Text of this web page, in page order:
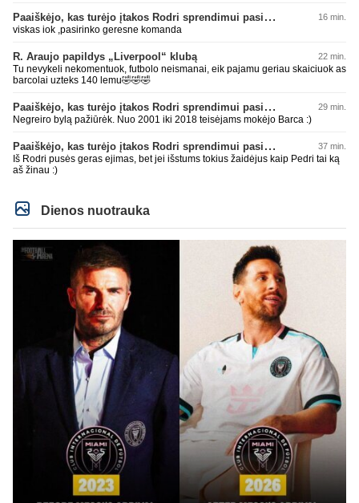
Paaiškėjo, kas turėjo įtakos Rodri sprendimui pasirinkti Barselonos pusę 16 min.
viskas iok ,pasirinko geresne komanda
R. Araujo papildys „Liverpool“ klubą 22 min.
Tu nevykeli nekomentuok, futbolo neismanai, eik pajamu geriau skaiciuok as
barcolai uzteks 140 lemu🤣🤣🤣
Paaiškėjo, kas turėjo įtakos Rodri sprendimui pasirinkti Barselonos pusę 29 min.
Negreiro bylą pažiūrėk. Nuo 2001 iki 2018 teisėjams mokėjo Barca :)
Paaiškėjo, kas turėjo įtakos Rodri sprendimui pasirinkti Barselonos pusę 37 min.
Iš Rodri pusės geras ejimas, bet jei išstums tokius žaidėjus kaip Pedri tai ką
aš žinau :)
Dienos nuotrauka